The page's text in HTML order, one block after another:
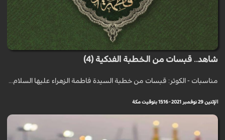
شاهد.. قبسات من الخطبة الفدكية (4)
مناسبات - الكوثر: قبسات من خطبة السيدة فاطمة الزهراء عليها السلام...
الإثنين 29 نوفمبر 2021 - 15:16 بتوقيت مكة